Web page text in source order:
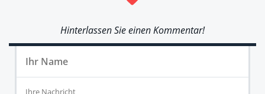
Hinterlassen Sie einen Kommentar!